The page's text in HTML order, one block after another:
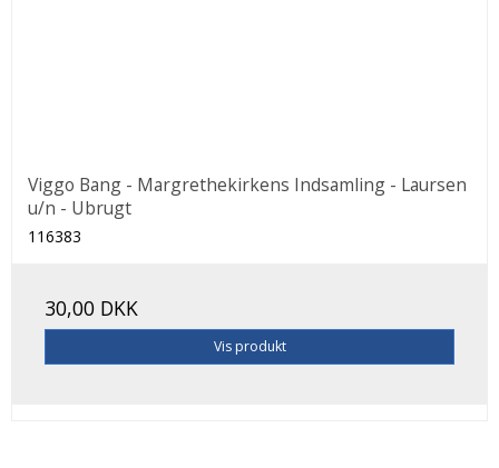
Viggo Bang - Margrethekirkens Indsamling - Laursen
u/n - Ubrugt
116383
30,00 DKK
Vis produkt